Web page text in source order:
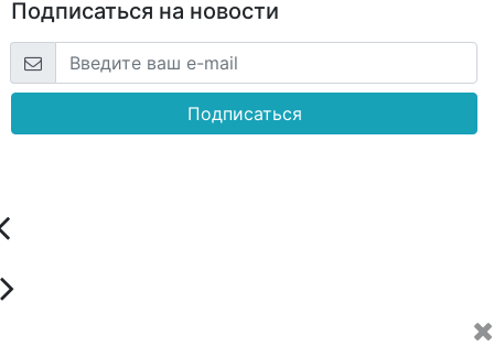
Подписаться на новости
Подписаться